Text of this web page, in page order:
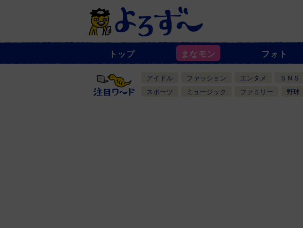
ュ
一
覧
トップ まなモン フォト
アイドル ファッション エンタメ ＳＮＳ
スポーツ
ミュージック ファミリー 野球